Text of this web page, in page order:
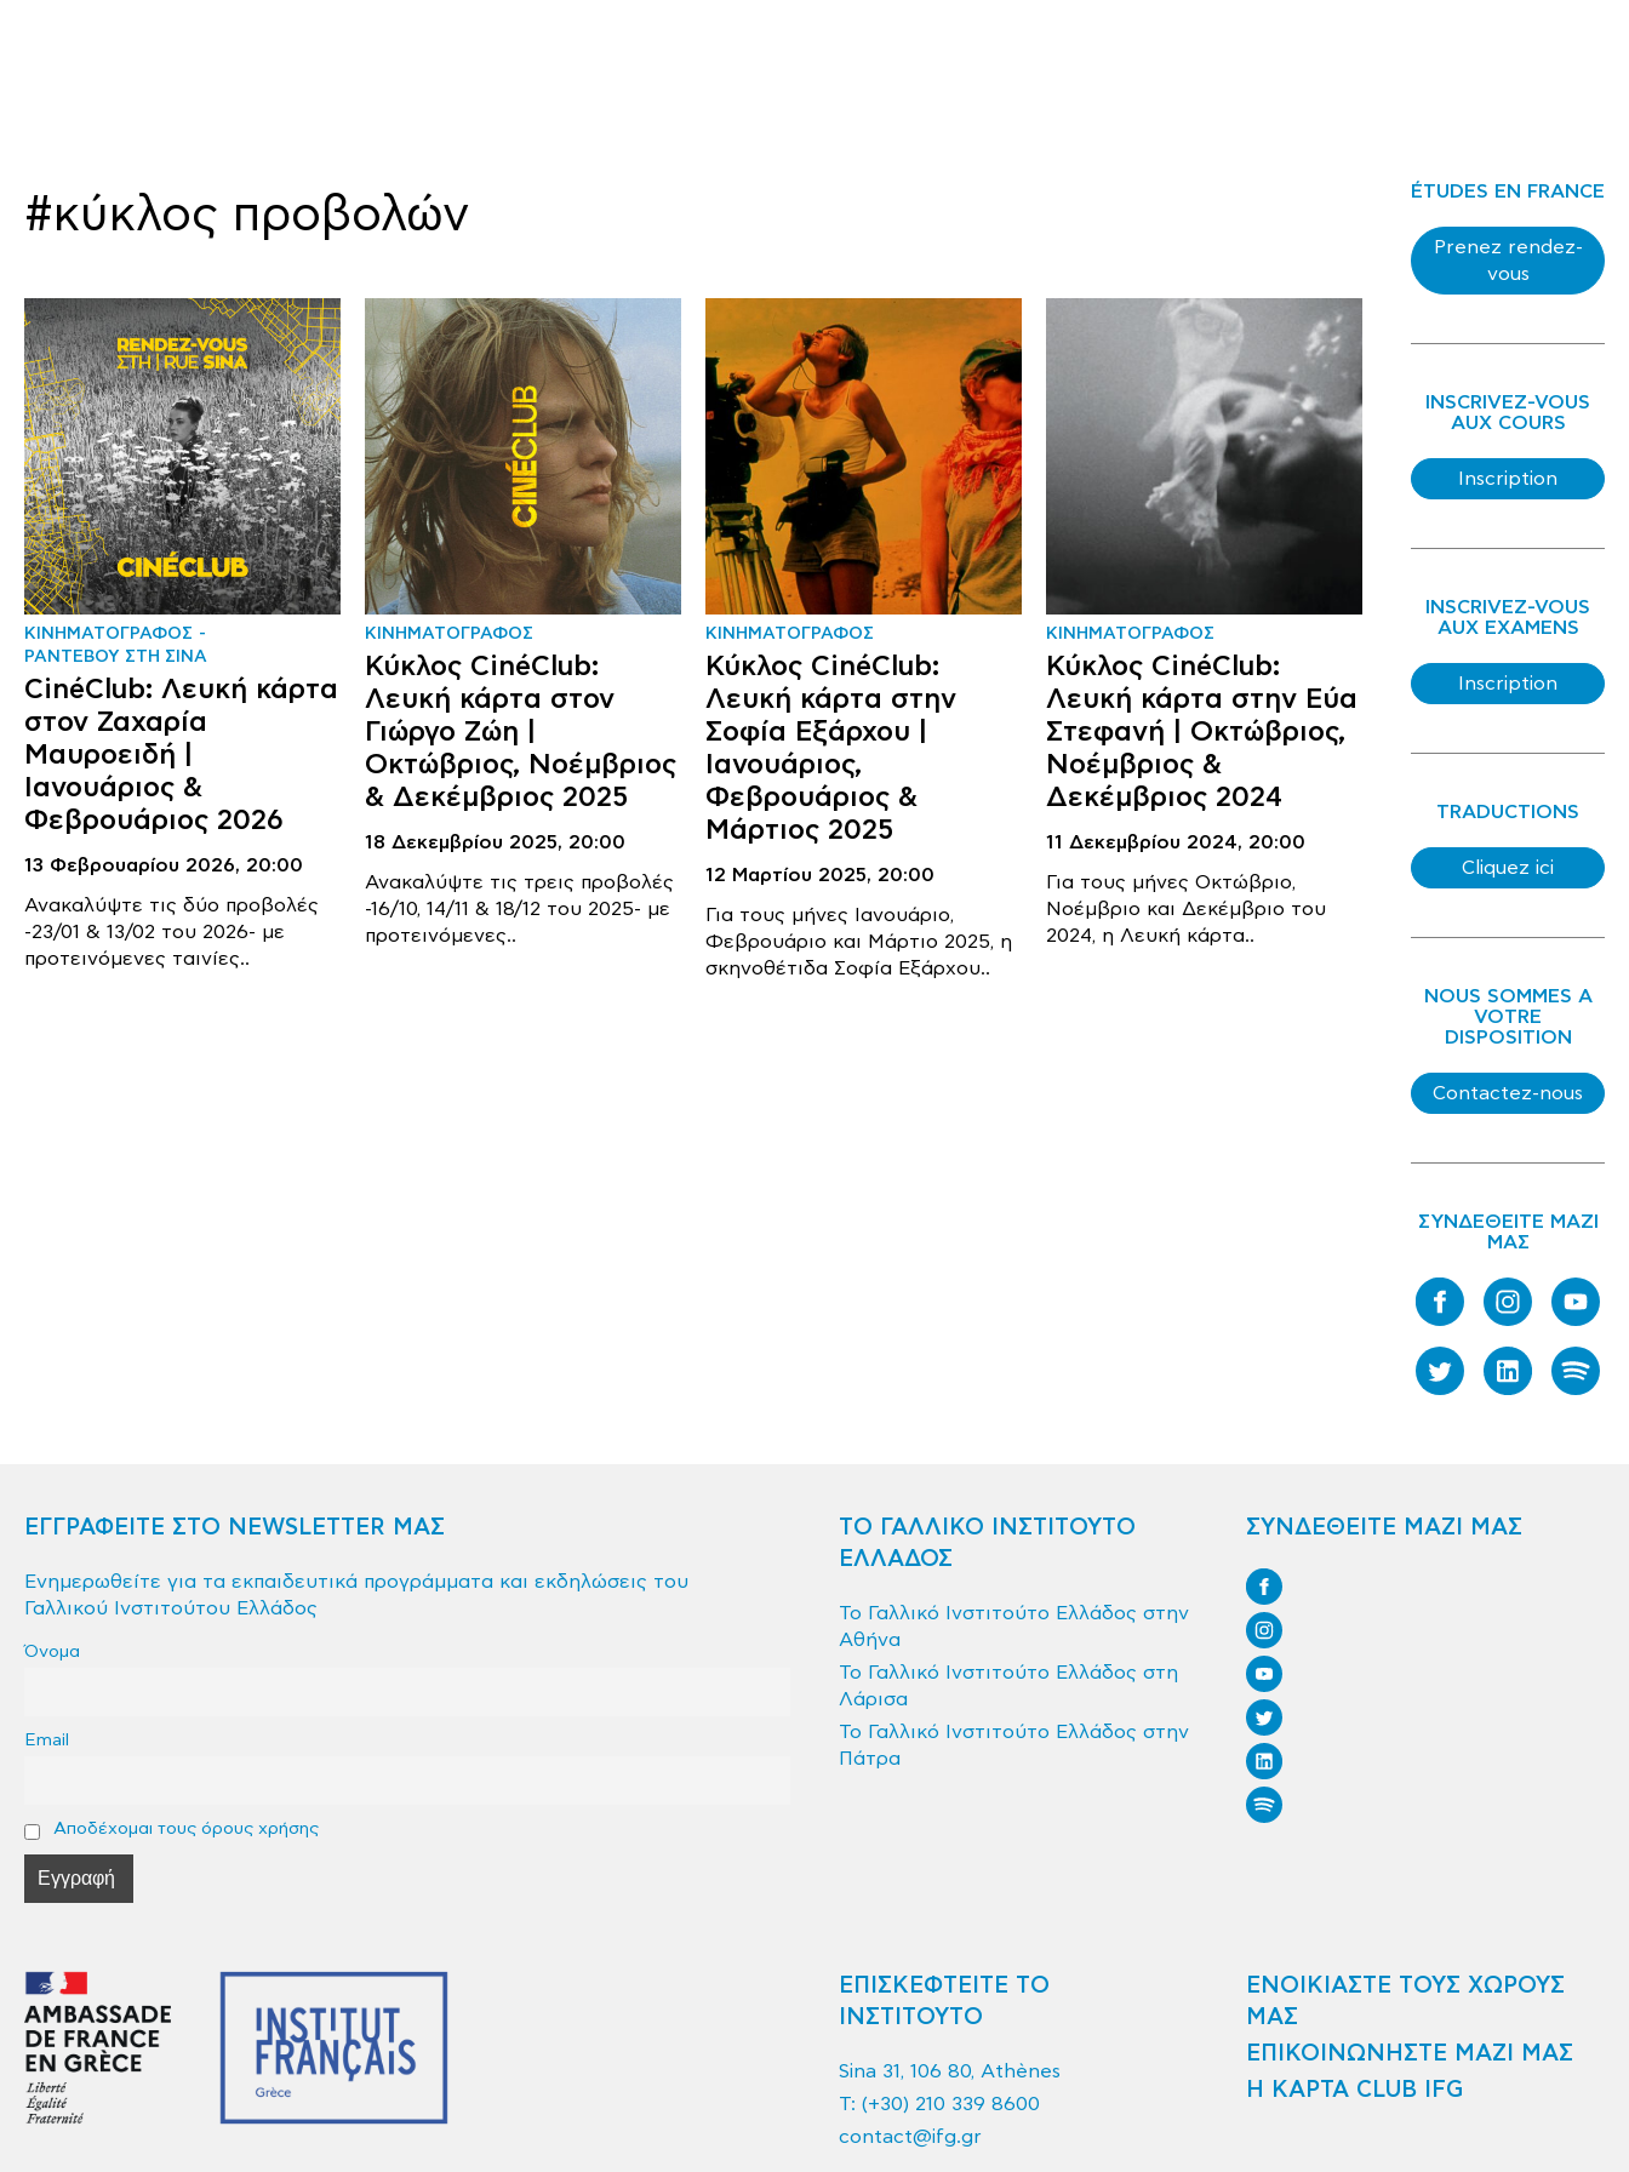
#κύκλος προβολών
ΚΙΝΗΜΑΤΟΓΡΑΦΟΣ
ΡΑΝΤΕΒΟΥ ΣΤΗ ΣΙΝΑ
CinéClub: Λευκή κάρτα
στον Ζαχαρία
Μαυροειδή |
Ιανουάριος &
Φεβρουάριος 2026
13 Φεβρουαρίου 2026, 20:00
Ανακαλύψτε τις δύο προβολές
-23/01 & 13/02 του 2026- με
προτεινόμενες ταινίες..
ΚΙΝΗΜΑΤΟΓΡΑΦΟΣ
Κύκλος CinéClub:
Λευκή κάρτα στον
Γιώργο Ζώη |
Οκτώβριος, Νοέμβριος
& Δεκέμβριος 2025
18 Δεκεμβρίου 2025, 20:00
Ανακαλύψτε τις τρεις προβολές
-16/10, 14/11 & 18/12 του 2025- με
προτεινόμενες..
ΚΙΝΗΜΑΤΟΓΡΑΦΟΣ
Κύκλος CinéClub:
Λευκή κάρτα στην
Σοφία Εξάρχου |
Ιανουάριος,
Φεβρουάριος &
Μάρτιος 2025
12 Μαρτίου 2025, 20:00
Για τους μήνες Ιανουάριο,
Φεβρουάριο και Μάρτιο 2025, η
σκηνοθέτιδα Σοφία Εξάρχου..
ΚΙΝΗΜΑΤΟΓΡΑΦΟΣ
Κύκλος CinéClub:
Λευκή κάρτα στην Εύα
Στεφανή | Οκτώβριος,
Νοέμβριος &
Δεκέμβριος 2024
11 Δεκεμβρίου 2024, 20:00
Για τους μήνες Οκτώβριο,
Νοέμβριο και Δεκέμβριο του
2024, η Λευκή κάρτα..
ÉTUDES EN FRANCE
Prenez rendez-
vous
INSCRIVEZ-VOUS
AUX COURS
Inscription
INSCRIVEZ-VOUS
AUX EXAMENS
Inscription
TRADUCTIONS
Cliquez ici
NOUS SOMMES A
VOTRE
DISPOSITION
Contactez-nous
ΣΥΝΔΕΘΕΙΤΕ ΜΑΖΙ
ΜΑΣ
ΕΓΓΡΑΦΕΙΤΕ ΣΤΟ NEWSLETTER ΜΑΣ
Ενημερωθείτε για τα εκπαιδευτικά προγράμματα και εκδηλώσεις του
Γαλλικού Ινστιτούτου Ελλάδος
Όνομα
Email
Αποδέχομαι τους όρους χρήσης
ΤΟ ΓΑΛΛΙΚΟ ΙΝΣΤΙΤΟΥΤΟ
ΕΛΛΑΔΟΣ
Το Γαλλικό Ινστιτούτο Ελλάδος στην
Αθήνα
Το Γαλλικό Ινστιτούτο Ελλάδος στη
Λάρισα
Το Γαλλικό Ινστιτούτο Ελλάδος στην
Πάτρα
ΣΥΝΔΕΘΕΙΤΕ ΜΑΖΙ ΜΑΣ
ΕΠΙΣΚΕΦΤΕΙΤΕ ΤΟ
ΙΝΣΤΙΤΟΥΤΟ
Sina 31, 106 80, Athènes
T: (+30) 210 339 8600
contact@ifg.gr
ΕΝΟΙΚΙΑΣΤΕ ΤΟΥΣ ΧΩΡΟΥΣ
ΜΑΣ
ΕΠΙΚΟΙΝΩΝΗΣΤΕ ΜΑΖΙ ΜΑΣ
Η ΚΑΡΤΑ CLUB IFG